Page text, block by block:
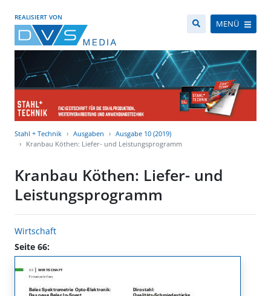
REALISIERT VON
MENÜ
Stahl + Technik Ausgaben
Ausgabe 10 (2019)
Kranbau Köthen: Liefer- und Leistungsprogramm
Kranbau Köthen: Liefer- und
Leistungsprogramm
Wirtschaft
Seite 66: